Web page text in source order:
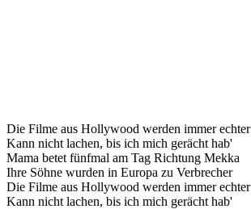
Die Filme aus Hollywood werden immer echter
Kann nicht lachen, bis ich mich gerächt hab'
Mama betet fünfmal am Tag Richtung Mekka
Ihre Söhne wurden in Europa zu Verbrecher
Die Filme aus Hollywood werden immer echter
Kann nicht lachen, bis ich mich gerächt hab'